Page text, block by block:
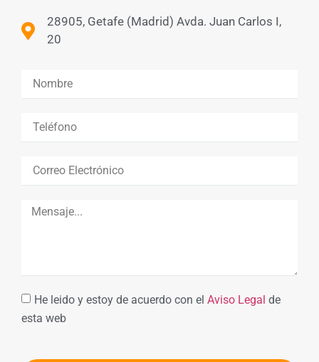
28905, Getafe (Madrid) Avda. Juan Carlos I,
20
He leido y estoy de acuerdo con el Aviso Legal de
esta web